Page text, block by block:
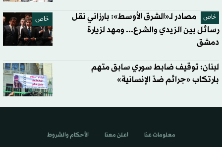
خاص خاص
مصادر لـ«الشرق الأوسط»: بارزاني نقل
رسائل بين الزيدي والشرع... ومهد لزيارة
دمشق
لبنان: توقيف ضابط سوري سابق متهم
بارتكاب «جرائم ضدّ الإنسانية»
معلومات عنا اعلن معنا الأحكام والشروط